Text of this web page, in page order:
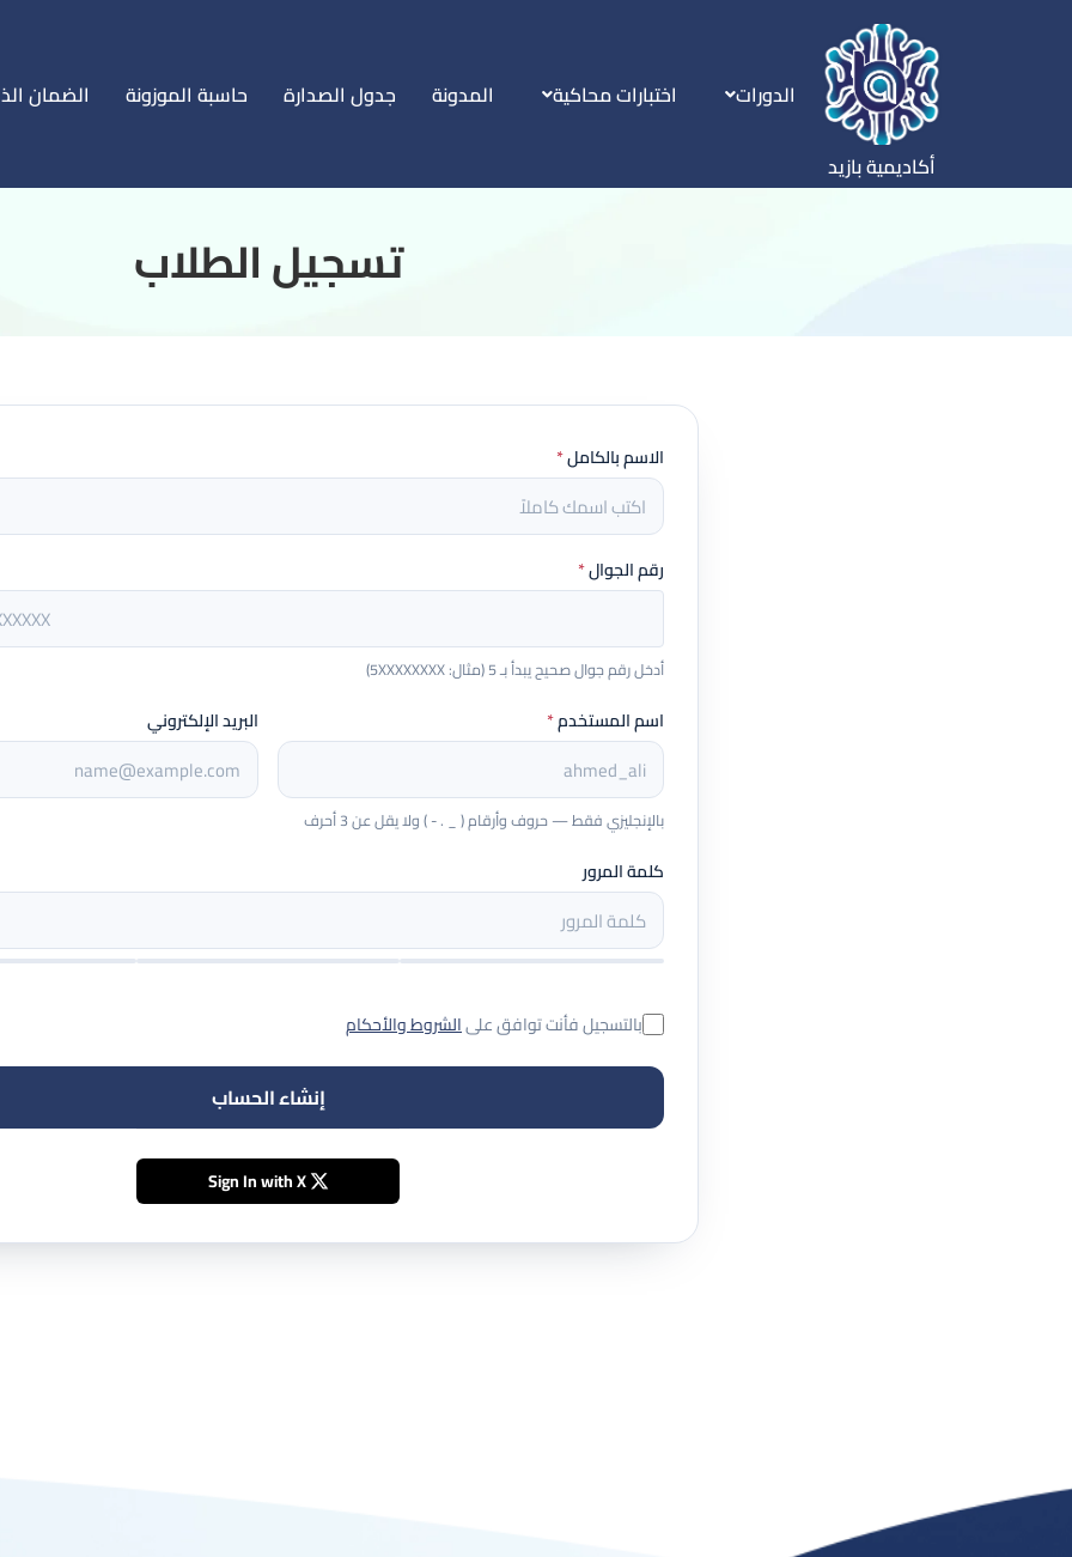
أكاديمية بازيد
الدورات اختبارات محاكية المدونة جدول الصدارة حاسبة الموزونة الضمان
‏تسجيل الطلاب
الاسم بالكامل*
رقم الجوال*
أدخل رقم جوال صحيح يبدأ بـ 5 (مثال: 5XXXXXXXX)
اسم المستخدم*
بالإنجليزي فقط — حروف وأرقام ( _ . - ) ولا يقل عن 3 أحرف
البريد الإلكتروني
كلمة المرور
بالتسجيل فأنت توافق علىالشروط والأحكام
إنشاء الحساب
Sign In with X